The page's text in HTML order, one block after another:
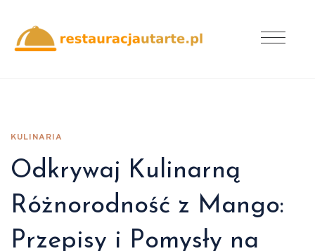
KULINARIA
Odkrywaj Kulinarną
Różnorodność z Mango:
Przepisy i Pomysły na